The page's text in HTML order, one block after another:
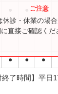
●
● ● ●
休診・休業の場
直接ご確認くだ
終了時間】平日